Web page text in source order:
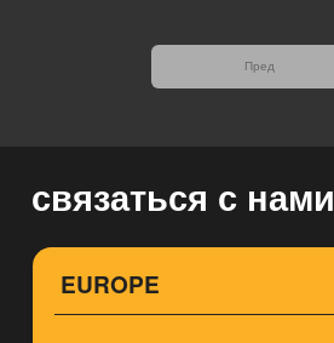
Пред
связаться с нами
EUROPE